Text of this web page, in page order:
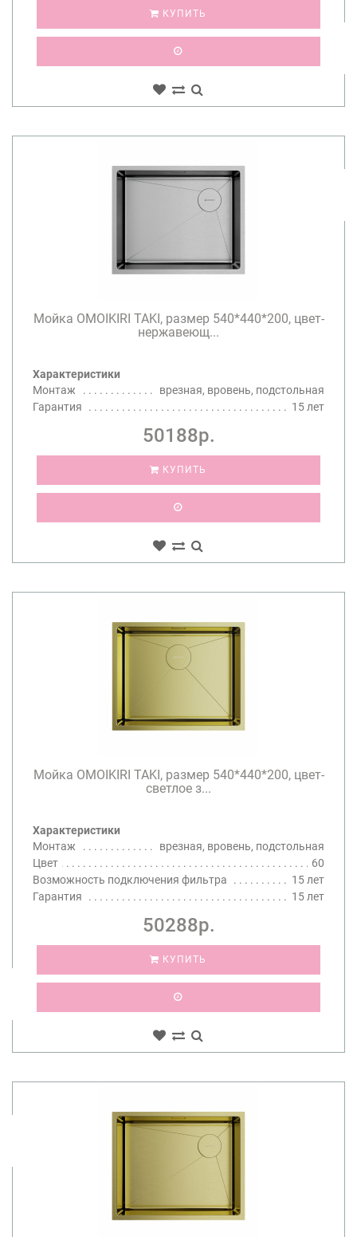
КУПИТЬ
Мойка OMOIKIRI TAKI, размер 540*440*200, цвет-
нержавеющ...
Характеристики
Монтаж
врезная, вровень, подстольная
Гарантия
15 лет
50188р.
КУПИТЬ
Мойка OMOIKIRI TAKI, размер 540*440*200, цвет-
светлое з...
Характеристики
Монтаж
врезная, вровень, подстольная
Цвет
60
Возможность подключения фильтра
15 лет
Гарантия
15 лет
50288р.
КУПИТЬ